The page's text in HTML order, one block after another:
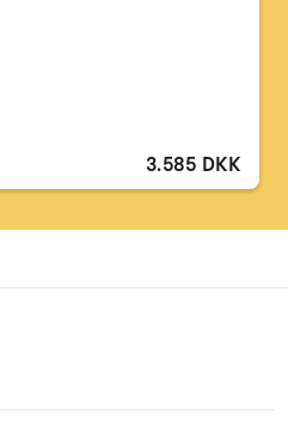
3.585 DKK